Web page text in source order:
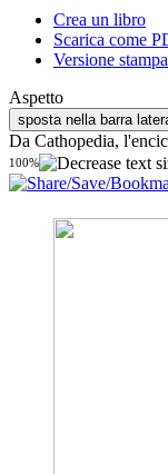
Crea un libro
Scarica come
Versione
Aspetto
sposta nella barra
Da Cathopedia,
100%